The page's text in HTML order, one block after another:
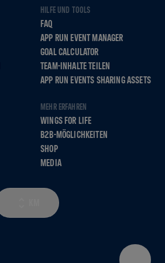
HILFE UND TOOLS
FAQ
APP RUN EVENT MANAGER
GOAL CALCULATOR
TEAM-INHALTE TEILEN
APP RUN EVENTS SHARING ASSETS
MEHR ERFAHREN
WINGS FOR LIFE
B2B-MÖGLICHKEITEN
SHOP
MEDIA